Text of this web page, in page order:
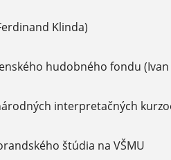
Klinda)
hudobného fondu (Ivan
interpretačných
štúdia na VŠMU